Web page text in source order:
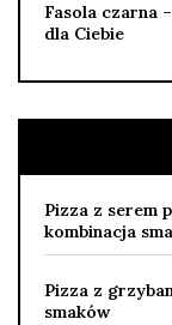
Fasola czarna
dla Ciebie
Pizza z serem
kombinacja
Pizza z
smaków